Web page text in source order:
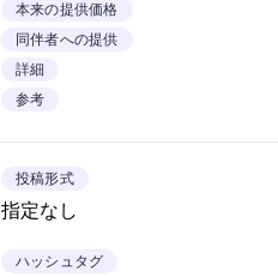
本来の提供価格
同伴者への提供
詳細
参考
投稿形式
指定なし
ハッシュタグ